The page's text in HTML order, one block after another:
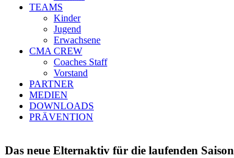
TEAMS
Kinder
Jugend
Erwachsene
CMA CREW
Coaches Staff
Vorstand
PARTNER
MEDIEN
DOWNLOADS
PRÄVENTION
Das neue Elternaktiv für die laufenden Saison